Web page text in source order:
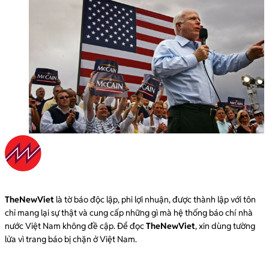
TheNewViet là tờ báo độc lập, phi lợi nhuận, được thành lập với tôn
chỉ mang lại sự thật và cung cấp những gì mà hệ thống báo chí nhà
nước Việt Nam không đề cập. Để đọcTheNewViet, xin dùng tường
lửa vì trang báo bị chặn ở Việt Nam.